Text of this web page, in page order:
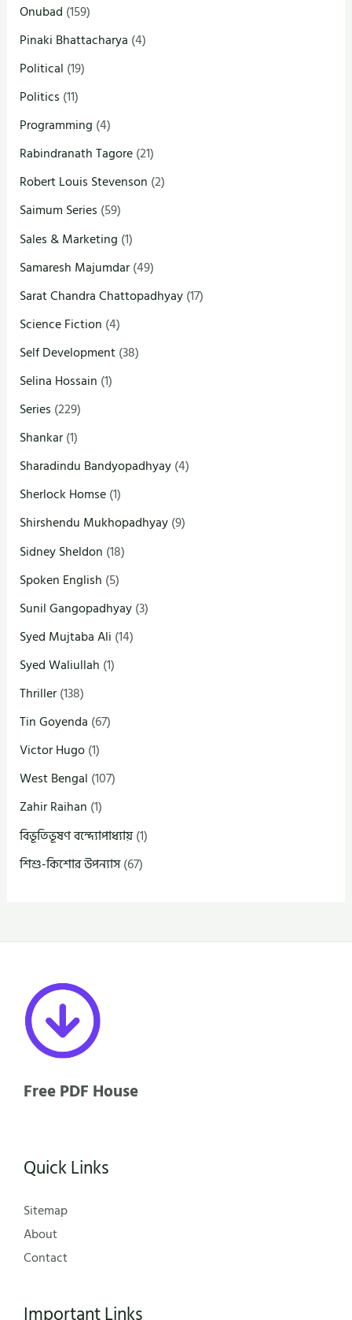
Onubad (159)
Pinaki Bhattacharya (4)
Political (19)
Politics (11)
Programming (4)
Rabindranath Tagore(21)
Robert Louis Stevenson (2)
Saimum Series (59)
Sales & Marketing (1)
Samaresh Majumdar(49)
Sarat Chandra Chattopadhyay(17)
Science Fiction (4)
Self Development(38)
Selina Hossain (1)
Series (229)
Shankar(1)
Sharadindu Bandyopadhyay(4)
Sherlock Homse(1)
Shirshendu Mukhopadhyay(9)
Sidney Sheldon (18)
Spoken English (5)
Sunil Gangopadhyay(3)
Syed Mujtaba Ali (14)
Syed Waliullah (1)
Thriller(138)
Tin Goyenda (67)
Victor Hugo(1)
West Bengal (107)
Zahir Raihan (1)
বিভূতিভূষণ বন্দ্যোপাধ্যায়(1)
শিশু-কিশোর উপন্যাস(67)
Free PDF House
Quick Links
Sitemap
About
Contact